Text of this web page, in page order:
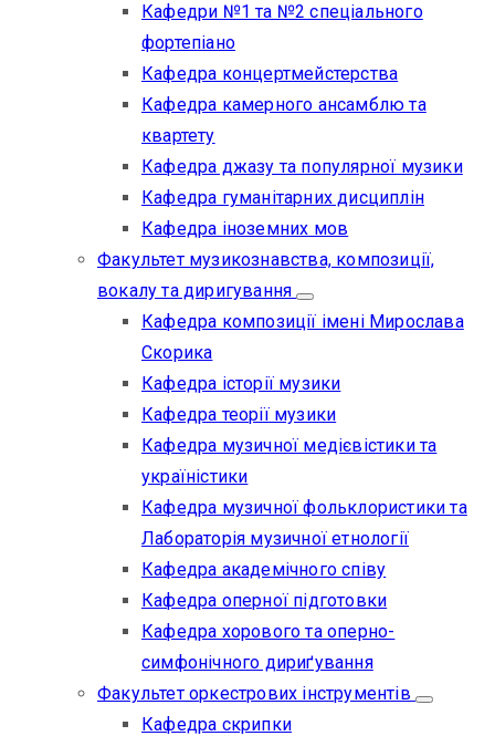
Кафедри №1 та №2 спеціального
фортепіано
Кафедра концертмейстерства
Кафедра камерного ансамблю та
квартету
Кафедра джазу та популярної музики
Кафедра гуманітарних дисциплін
Кафедра іноземних мов
Факультет музикознавства, композиції,
вокалу та диригування
Кафедра композиції імені Мирослава
Скорика
Кафедра історії музики
Кафедра теорії музики
Кафедра музичної медієвістики та
україністики
Кафедра музичної фольклористики та
Лабораторія музичної етнології
Кафедра академічного співу
Кафедра оперної підготовки
Кафедра хорового та оперно-
симфонічного дириґування
Факультет оркестрових інструментів
Кафедра скрипки